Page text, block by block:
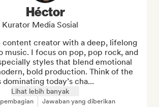
Héctor
Kurator Media Sosial
content creator with a deep, lifelong
music. I focus on pop, pop rock, and
styles that blend emotional
bold production. Think of the
today’s cha...
Lihat lebih banyak
Jawaban yang diberikan